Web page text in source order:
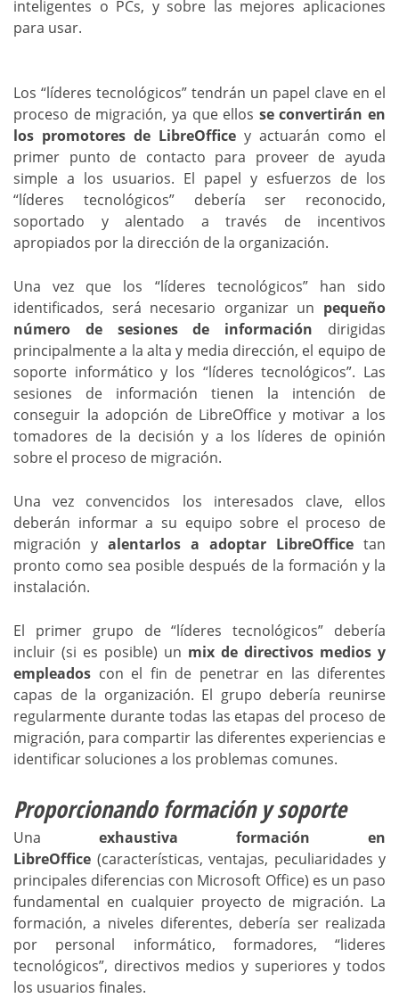
inteligentes o PCs, y sobre las mejores aplicaciones
para usar.
Los “líderes tecnológicos” tendrán un papel clave en el
proceso de migración, ya que ellos se convertirán en
los promotores de LibreOffice y actuarán como el
primer punto de contacto para proveer de ayuda
simple a los usuarios. El papel y esfuerzos de los
“líderes tecnológicos” debería ser reconocido,
soportado y alentado a través de incentivos
apropiados por la dirección de la organización.
Una vez que los “líderes tecnológicos” han sido
identificados, será necesario organizar un pequeño
número de sesiones de información dirigidas
principalmente a la alta y media dirección, el equipo de
soporte informático y los “líderes tecnológicos”. Las
sesiones de información tienen la intención de
conseguir la adopción de LibreOffice y motivar a los
tomadores de la decisión y a los líderes de opinión
sobre el proceso de migración.
Una vez convencidos los interesados clave, ellos
deberán informar a su equipo sobre el proceso de
migración y alentarlos a adoptar LibreOffice tan
pronto como sea posible después de la formación y la
instalación.
El primer grupo de “líderes tecnológicos” debería
incluir (si es posible) un mix de directivos medios y
empleados con el fin de penetrar en las diferentes
capas de la organización. El grupo debería reunirse
regularmente durante todas las etapas del proceso de
migración, para compartir las diferentes experiencias e
identificar soluciones a los problemas comunes.
Proporcionando formación y soporte
Una exhaustiva formación en
LibreOffice (características, ventajas, peculiaridades y
principales diferencias con Microsoft Office) es un paso
fundamental en cualquier proyecto de migración. La
formación, a niveles diferentes, debería ser realizada
por personal informático, formadores, “lideres
tecnológicos”, directivos medios y superiores y todos
los usuarios finales.